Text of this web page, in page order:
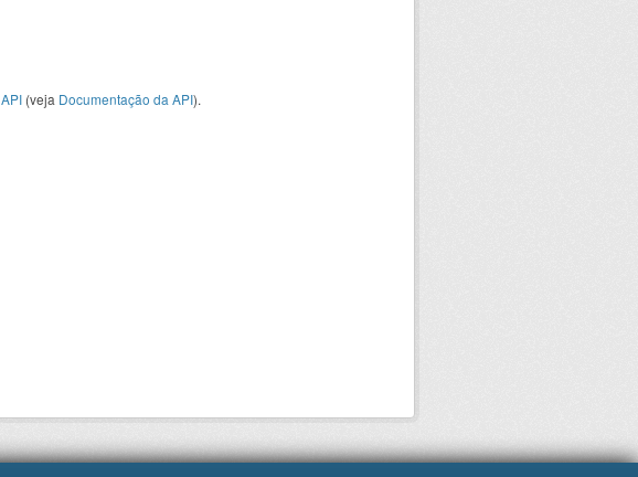
API (veja Documentação da API).